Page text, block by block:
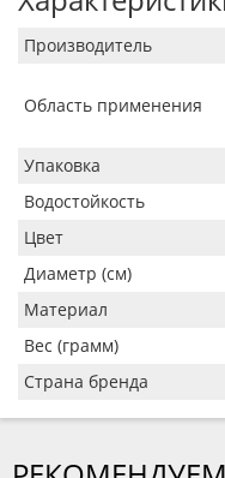
Производитель
Область применения
Упаковка
Водостойкость
Цвет
Диаметр (см)
Материал
Вес (грамм)
Страна бренда